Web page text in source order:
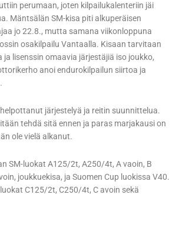
perumaan, joten kilpailukalenteriin jäi
Mäntsälän SM-kisa piti alkuperäisen
jo 22.8., mutta samana viikonloppuna
osakilpailu Vantaalla. Kisaan tarvitaan
ja lisenssin omaavia järjestäjiä iso joukko,
anoi endurokilpailun siirtoa ja
järjestelyä ja reitin suunnittelua.
tehdä sitä ennen ja paras marjakausi on
ole vielä alkanut.
SM-luokat A125/2t, A250/4t, A vaoin, B
joukkuekisa, ja Suomen Cup luokissa V40.
C125/2t, C250/4t, C avoin sekä